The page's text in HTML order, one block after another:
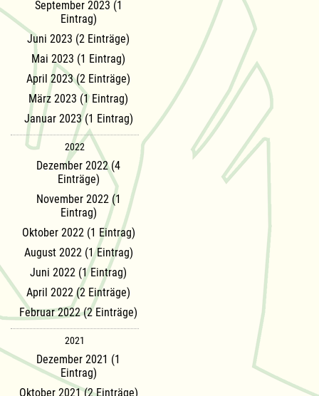
September 2023 (1
Eintrag)
Juni 2023 (2 Einträge)
Mai 2023 (1 Eintrag)
April 2023 (2 Einträge)
März 2023 (1 Eintrag)
Januar 2023 (1 Eintrag)
2022
Dezember 2022 (4
Einträge)
November 2022 (1
Eintrag)
Oktober 2022 (1 Eintrag)
August 2022 (1 Eintrag)
Juni 2022 (1 Eintrag)
April 2022 (2 Einträge)
Februar 2022 (2 Einträge)
2021
Dezember 2021 (1
Eintrag)
Oktober 2021 (2 Einträge)